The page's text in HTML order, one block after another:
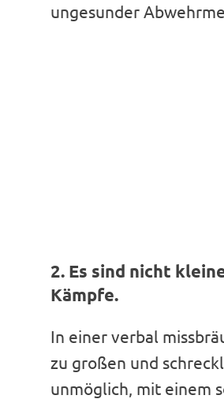
ungesunder
2. Es sind nicht
Kämpfe.
In einer verbal
zu großen und
unmöglich, mit einem